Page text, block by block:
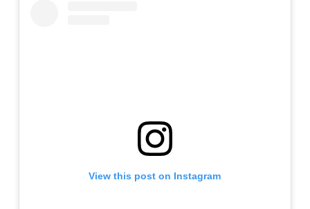
View this post on Instagram